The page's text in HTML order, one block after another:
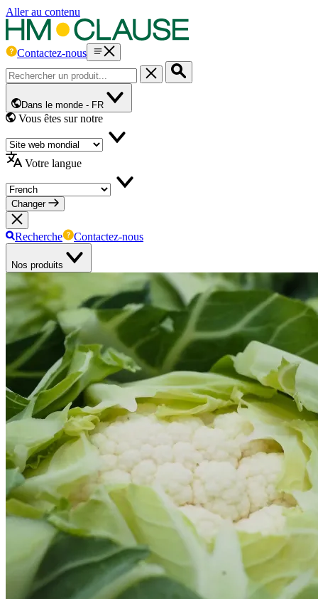
Aller au contenu
Contactez-nous
Dans le monde - FR
Vous êtes sur notre
Votre langue
Changer
Recherche Contactez-nous
Nos produits